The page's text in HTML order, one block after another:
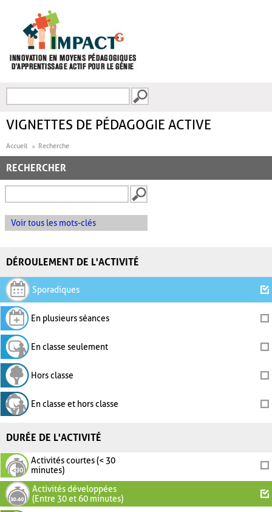
FORMULAIRE DE
VIGNETTES DE PÉDAGOGIE ACTIVE
Accueil Recherche
RECHERCHER
Voir tous les mots-clés
DÉROULEMENT DE L'ACTIVITÉ
Sporadiques
En plusieurs séances
En classe seulement
Hors classe
En classe et hors classe
DURÉE DE L'ACTIVITÉ
Activités courtes (< 30
minutes)
Activités développées
(Entre 30 et 60 minutes)